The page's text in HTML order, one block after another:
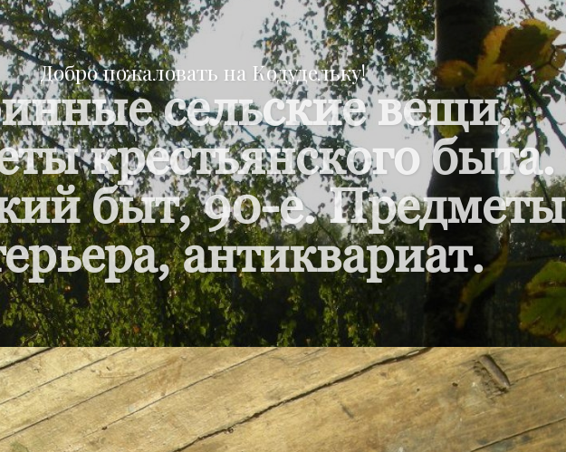
Добро пожаловать на Кодудельку!
сельские вещи,
крестьянского быта.
быт, 90-е. Предметы
антиквариат.